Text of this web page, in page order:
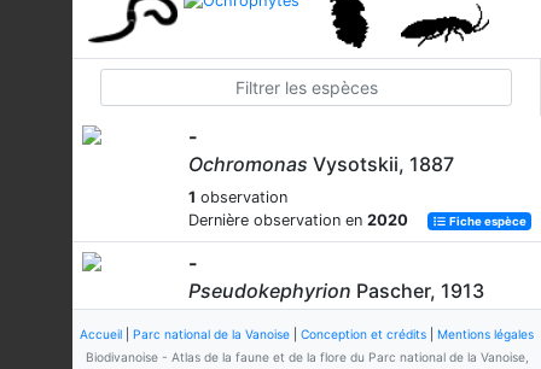
-
Ochromonas Vysotskii, 1887
1 observation
Dernière observation en 2020 Fiche espèce
-
Pseudokephyrion Pascher, 1913
observations
Dernière observation en
Accueil Parc national de la Vanoise Conception et crédits
Mentions légales
Biodivanoise - Atlas de la faune et de la flore du Parc national de la Vanoise,